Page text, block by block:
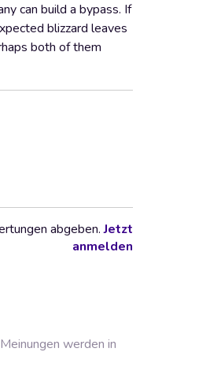
can build a bypass. If
blizzard leaves
both of them
abgeben.Jetzt
anmelden
werden in